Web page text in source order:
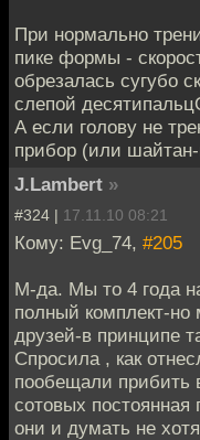
При нормально
пике формы -
обрезалась сугубо
слепой
А если голову не
прибор (или шайтан-
J.Lambert »
#324 | 17.11.10 08:21
Кому: Evg_74, #205
М-да. Мы то 4 года
полный комплект-
друзей-в принципе
Спросила , как
пообещали прибить
сотовых постоянная
они и думать не